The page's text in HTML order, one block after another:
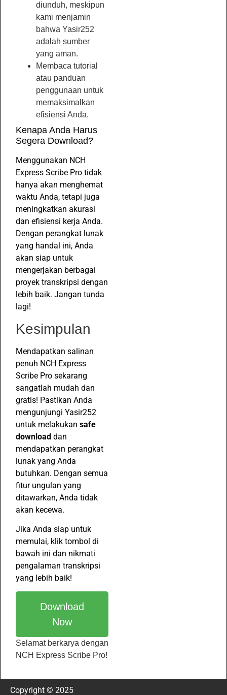
diunduh, meskipun
kami menjamin
bahwa Yasir252
adalah sumber
yang aman.
Membaca tutorial
atau panduan
penggunaan untuk
memaksimalkan
efisiensi Anda.
Kenapa Anda Harus
Segera Download?
Menggunakan NCH
Express Scribe Pro tidak
hanya akan menghemat
waktu Anda, tetapi juga
meningkatkan akurasi
dan efisiensi kerja Anda.
Dengan perangkat lunak
yang handal ini, Anda
akan siap untuk
mengerjakan berbagai
proyek transkripsi dengan
lebih baik. Jangan tunda
lagi!
Kesimpulan
Mendapatkan salinan
penuh NCH Express
Scribe Pro sekarang
sangatlah mudah dan
gratis! Pastikan Anda
mengunjungi Yasir252
untuk melakukan safe
download dan
mendapatkan perangkat
lunak yang Anda
butuhkan. Dengan semua
fitur ungulan yang
ditawarkan, Anda tidak
akan kecewa.
Jika Anda siap untuk
memulai, klik tombol di
bawah ini dan nikmati
pengalaman transkripsi
yang lebih baik!
Download
Now
Selamat berkarya dengan
NCH Express Scribe Pro!
Copyright © 2025